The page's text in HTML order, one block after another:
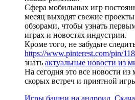
Сфера мобильных игр
месяц выходят свежие
обзорами, чтобы узнать
играх и новостях индустрии.
Кроме того, не забудьте
https://www.pinterest.com/pin/
знать актуальные новости из
На сегодня это все новости из
скорых встреч и приятной
Игры башни на андроид.